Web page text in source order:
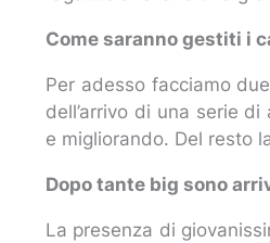
Come saranno gestiti i
Per adesso facciamo
dell’arrivo di una serie
e migliorando. Del resto
Dopo tante big sono
La presenza di